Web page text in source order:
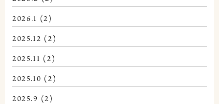
2026.1 (2)
2025.12 (2)
2025.11 (2)
2025.10 (2)
2025.9 (2)